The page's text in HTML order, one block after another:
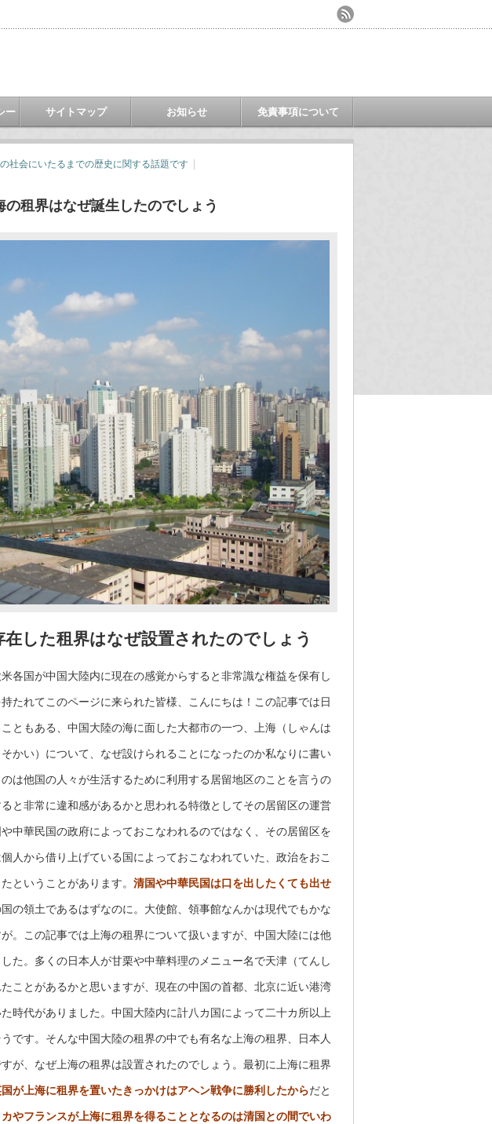
ー サイトマップ お知らせ 免責事項について
社会にいたるまでの歴史に関する話題です
租界はなぜ誕生したのでしょう
した租界はなぜ設置されたのでしょう
各国が中国大陸内に現在の感覚からすると非常識な権益を保有し
たれてこのページに来られた皆様、こんにちは！この記事では日
ともある、中国大陸の海に面した大都市の一つ、上海（しゃんは
かい）について、なぜ設けられることになったのか私なりに書い
は他国の人々が生活するために利用する居留地区のことを言うの
と非常に違和感があるかと思われる特徴としてその居留区の運営
中華民国の政府によっておこなわれるのではなく、その居留区を
人から借り上げている国によっておこなわれていた、政治をおこ
ということがあります。 清国や中華民国は口を出したくても出せ
の領土であるはずなのに。大使館、領事館なんかは現代でもかな
。この記事では上海の租界について扱いますが、中国大陸には他
た。多くの日本人が甘栗や中華料理のメニュー名で天津（てんし
ことがあるかと思いますが、現在の中国の首都、北京に近い港湾
時代がありました。中国大陸内に計八カ国によって二十カ所以上
です。そんな中国大陸の租界の中でも有名な上海の租界、日本人
が、なぜ上海の租界は設置されたのでしょう。最初に上海に租界
が上海に租界を置いたきっかけはアヘン戦争に勝利したからだと
やフランスが上海に租界を得ることとなるのは清国との間でいわ